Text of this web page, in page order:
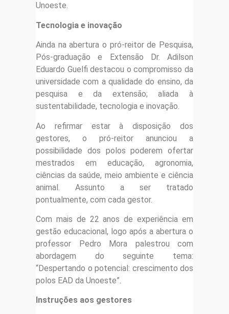
Unoeste.
Tecnologia e inovação
Ainda na abertura o pró-reitor de Pesquisa,
Pós-graduação e Extensão Dr. Adilson
Eduardo Guelfi destacou o compromisso da
universidade com a qualidade do ensino, da
pesquisa e da extensão; aliada à
sustentabilidade, tecnologia e inovação.
Ao refirmar estar à disposição dos
gestores, o pró-reitor anunciou a
possibilidade dos polos poderem ofertar
mestrados em educação, agronomia,
ciências da saúde, meio ambiente e ciência
animal. Assunto a ser tratado
pontualmente, com cada gestor.
Com mais de 22 anos de experiência em
gestão educacional, logo após a abertura o
professor Pedro Mora palestrou com
abordagem do seguinte tema:
“Despertando o potencial: crescimento dos
polos EAD da Unoeste”.
Instruções aos gestores